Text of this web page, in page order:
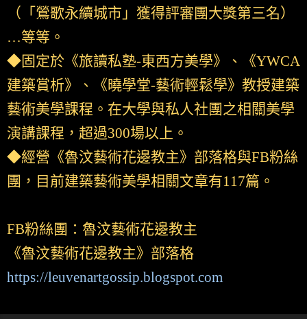
（「鶯歌永續城市」獲得評審團大獎第三名）
…等等。
◆固定於《旅讀私塾-東西方美學》、《YWCA
建築賞析》、《曉學堂-藝術輕鬆學》教授建築
藝術美學課程。在大學與私人社團之相關美學
演講課程，超過300場以上。
◆經營《魯汶藝術花邊教主》部落格與FB粉絲
團，目前建築藝術美學相關文章有117篇。
FB粉絲團：魯汶藝術花邊教主
《魯汶藝術花邊教主》部落格
https://leuvenartgossip.blogspot.com